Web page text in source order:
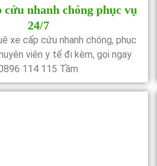
cứu nhanh chóng phục vụ
24/7
xe cấp cứu nhanh chóng, phục
viên y tế đi kèm, gọi ngay
114 115 Tầm